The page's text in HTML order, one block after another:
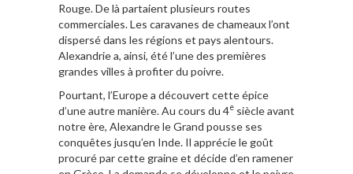
Rouge. De là partaient plusieurs routes
commerciales. Les caravanes de chameaux l’ont
dispersé dans les régions et pays alentours.
Alexandrie a, ainsi, été l’une des premières
grandes villes à profiter du poivre.
Pourtant, l’Europe a découvert cette épice
d’une autre manière. Au cours du 4e siècle avant
notre ère, Alexandre le Grand pousse ses
conquêtes jusqu’en Inde. Il apprécie le goût
procuré par cette graine et décide d’en ramener